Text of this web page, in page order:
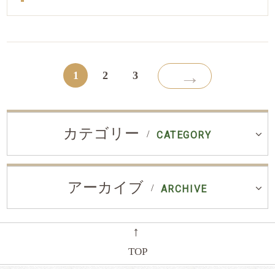
1 2 3 →
カテゴリー CATEGORY
アーカイブ ARCHIVE
←
TOP